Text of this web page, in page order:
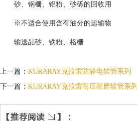
砂、钢栅、铝粉、砂砾的回收用
※不适合使用含有油分的运输物
输送品砂、铁粉、格栅
上一篇： KURARAY克拉雷防静电软管系列
下一篇： KURARAY克拉雷耐压耐磨软管系列